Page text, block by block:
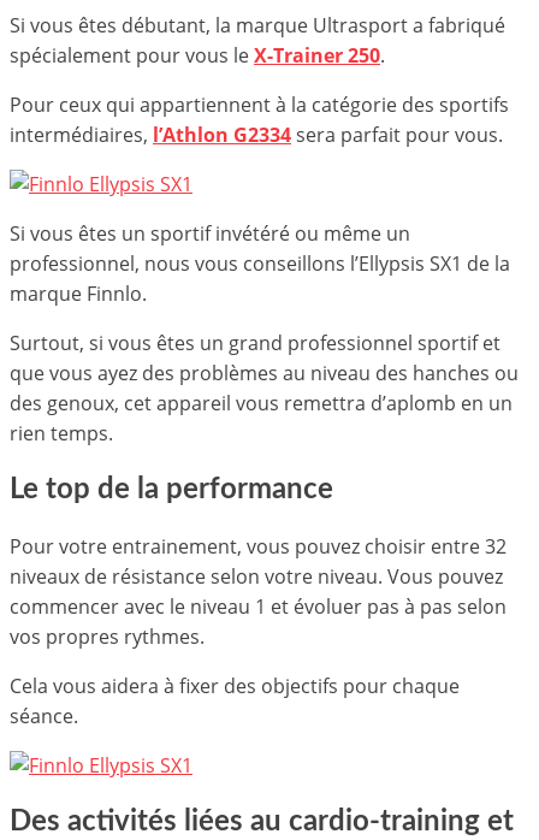
Si vous êtes débutant, la marque Ultrasport a fabriqué
spécialement pour vous leX-Trainer 250.
Pour ceux qui appartiennent à la catégorie des sportifs
intermédiaires, l’Athlon G2334sera parfait pour vous.
Si vous êtes un sportif invétéré ou même un
professionnel, nous vous conseillons l’Ellypsis SX1 de la
marque Finnlo.
Surtout, si vous êtes un grand professionnel sportif et
que vous ayez des problèmes au niveau des hanches ou
des genoux, cet appareil vous remettra d’aplomb en un
rien temps.
Le top de la performance
Pour votre entrainement, vous pouvez choisir entre 32
niveaux de résistance selon votre niveau. Vous pouvez
commencer avec le niveau 1 et évoluer pas à pas selon
vos propres rythmes.
Cela vous aidera à fixer des objectifs pour chaque
séance.
Des activités liées au cardio-training et